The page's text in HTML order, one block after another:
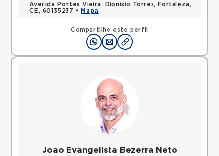
Compartilhe este perfil
Avenida Pontes Vieira, Dionisio Torres, Fortaleza,
CE, 60135237 •
Mapa
Joao Evangelista Bezerra Neto